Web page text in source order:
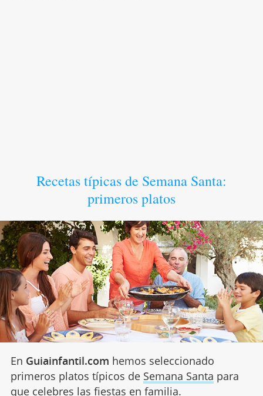
Recetas típicas de Semana Santa:
primeros platos
En Guiainfantil.com hemos seleccionado
primeros platos típicos de Semana Santa para
que celebres las fiestas en familia.